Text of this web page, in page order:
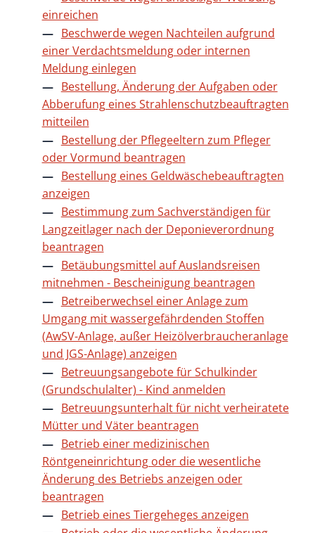
einreichen
Beschwerde wegen Nachteilen aufgrund
einer Verdachtsmeldung oder internen
Meldung einlegen
Bestellung, Änderung der Aufgaben oder
Abberufung eines Strahlenschutzbeauftragten
mitteilen
Bestellung der Pflegeeltern zum Pfleger
oder Vormund beantragen
Bestellung eines Geldwäschebeauftragten
anzeigen
Bestimmung zum Sachverständigen für
Langzeitlager nach der Deponieverordnung
beantragen
Betäubungsmittel auf Auslandsreisen
mitnehmen - Bescheinigung beantragen
Betreiberwechsel einer Anlage zum
Umgang mit wassergefährdenden Stoffen
(AwSV-Anlage, außer Heizölverbraucheranlage
und JGS-Anlage) anzeigen
Betreuungsangebote für Schulkinder
(Grundschulalter) - Kind anmelden
Betreuungsunterhalt für nicht verheiratete
Mütter und Väter beantragen
Betrieb einer medizinischen
Röntgeneinrichtung oder die wesentliche
Änderung des Betriebs anzeigen oder
beantragen
Betrieb eines Tiergeheges anzeigen